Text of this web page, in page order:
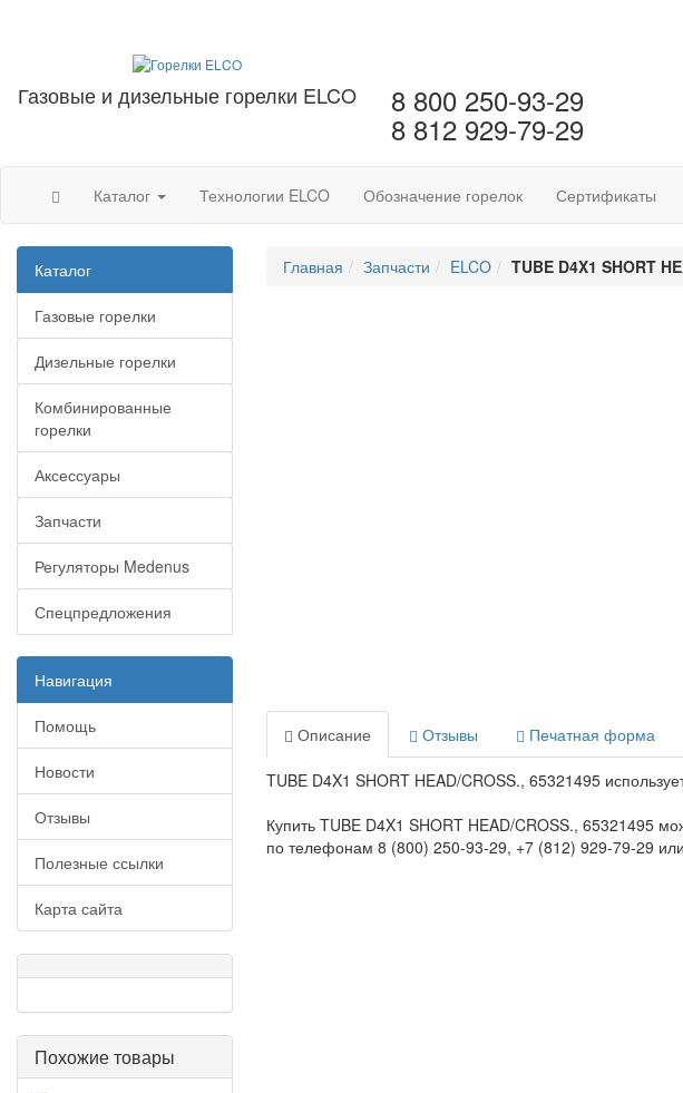
Газовые и дизельные горелки ELCO 8 800 250-93-29
8 812 929-79-29
Каталог Технологии ELCO Обозначение горелок Сертификаты
Каталог
Газовые горелки
Дизельные горелки
Комбинированные
горелки
Аксессуары
Запчасти
Регуляторы Medenus
Спецпредложения
Навигация
Помощь
Новости
Отзывы
Полезные ссылки
Карта сайта
Похожие товары
Главная Запчасти ELCO TUBE D4X1 SHORT
Описание Отзывы Печатная форма
TUBE D4X1 SHORT HEAD/CROSS., 65321495
Купить TUBE D4X1 SHORT HEAD/CROSS., 65321495
по телефонам 8 (800) 250-93-29, +7 (812) 929-79-29